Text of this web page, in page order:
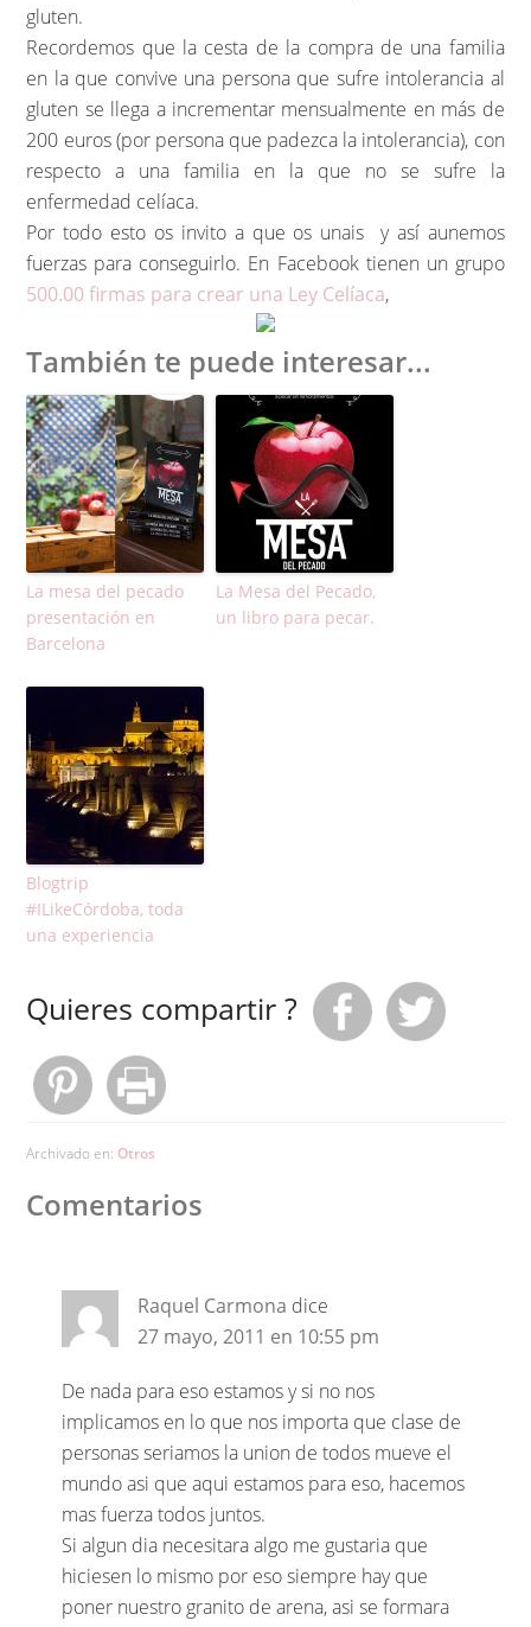
gluten.
Recordemos que la cesta de la compra de una familia
en la que convive una persona que sufre intolerancia al
gluten se llega a incrementar mensualmente en más de
200 euros (por persona que padezca la intolerancia), con
respecto a una familia en la que no se sufre la
enfermedad celíaca.
Por todo esto os invito a que os unais y así aunemos
fuerzas para conseguirlo. En Facebook tienen un grupo
500.00 firmas para crear una Ley Celíaca,
También te puede interesar...
La mesa del pecado
presentación en
Barcelona
La Mesa del Pecado,
un libro para pecar.
Blogtrip
#ILikeCórdoba, toda
una experiencia
Quieres compartir ?
Archivado en: Otros
Comentarios
Raquel Carmona dice
27 mayo, 2011 en 10:55 pm
De nada para eso estamos y si no nos
implicamos en lo que nos importa que clase de
personas seriamos la union de todos mueve el
mundo asi que aqui estamos para eso, hacemos
mas fuerza todos juntos.
Si algun dia necesitara algo me gustaria que
hiciesen lo mismo por eso siempre hay que
poner nuestro granito de arena, asi se formara